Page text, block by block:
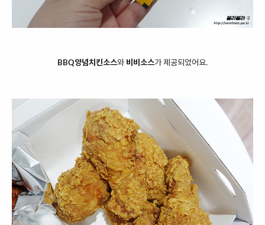
BBQ양념치킨소스와 비비소스가 제공되었어요.